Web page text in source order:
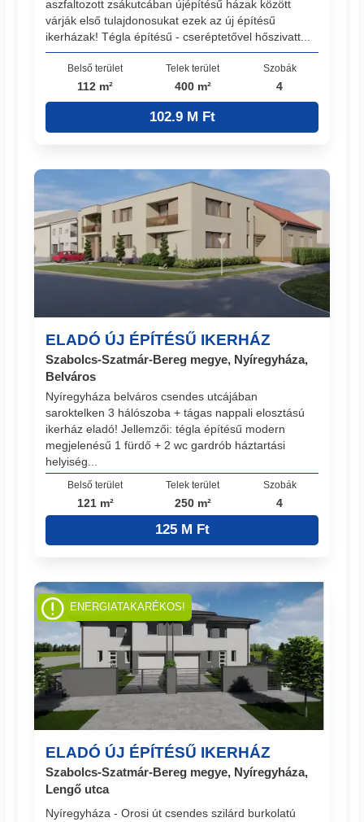
aszfaltozott zsákutcában újépítésű házak között
várják első tulajdonosukat ezek az új építésű
ikerházak! Tégla építésű - cseréptetővel hőszivatt...
Belső terület
112 m²
Telek terület
400 m²
Szobák
4
102.9 M Ft
ELADÓ ÚJ ÉPÍTÉSŰ IKERHÁZ
Szabolcs-Szatmár-Bereg megye, Nyíregyháza,
Belváros
Nyíregyháza belváros csendes utcájában
saroktelken 3 hálószoba + tágas nappali elosztású
ikerház eladó! Jellemzői: tégla építésű modern
megjelenésű 1 fürdő + 2 wc gardrób háztartási
helyiség...
Belső terület
121 m²
Telek terület
250 m²
Szobák
4
125 M Ft
ELADÓ ÚJ ÉPÍTÉSŰ IKERHÁZ
Szabolcs-Szatmár-Bereg megye, Nyíregyháza,
Lengő utca
Nyíregyháza - Orosi út csendes szilárd burkolatú
ENERGIATAKARÉKOS!